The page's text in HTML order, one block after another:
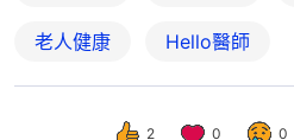
老人健康 Hello醫師
2 0 0